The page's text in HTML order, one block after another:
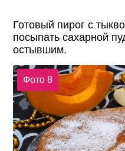
Готовый пирог с
посыпать сахарной
остывшим.
Фото 8